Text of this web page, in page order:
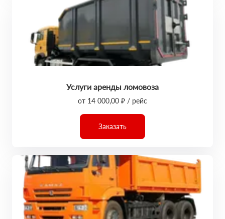
Услуги аренды ломовоза
от 14 000,00 ₽ / рейс
Заказать